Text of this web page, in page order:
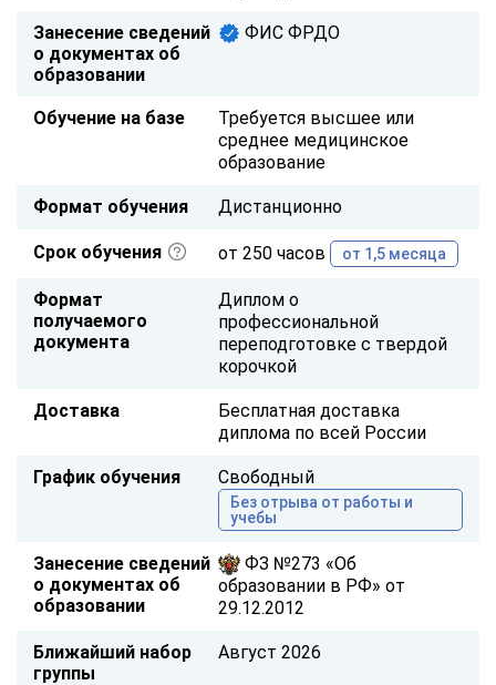
Занесение сведений
о документах об
образовании
ФИС ФРДО
Обучение на базе
Требуется высшее или
среднее медицинское
образование
Формат обучения Дистанционно
Срок обучения от 250 часов от 1,5 месяца
Формат
получаемого
документа
Диплом о
профессиональной
переподготовке с твердой
корочкой
Доставка
Бесплатная доставка
диплома по всей России
График обучения Свободный
Без отрыва от работы и
учебы
Занесение сведений
о документах об
образовании
ФЗ №273 «Об
образовании в РФ» от
29.12.2012
Ближайший набор
группы
Август 2026